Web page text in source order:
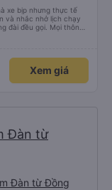
xe bịp nhưng thực tế
đài đều gọi. Mọi thông
trong email nhận
Xem giá
Đàn từ
Đàn từ Đồng